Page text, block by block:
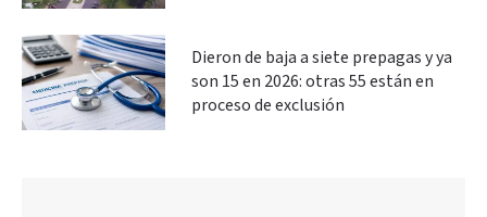
Dieron de baja a siete prepagas y ya
son 15 en 2026: otras 55 están en
proceso de exclusión